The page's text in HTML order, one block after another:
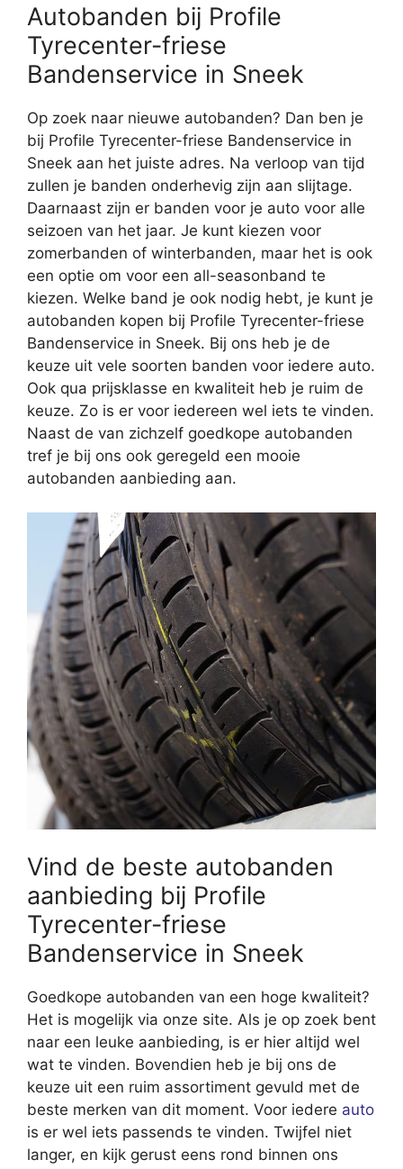
Autobanden bij Profile
Tyrecenter-friese
Bandenservice in Sneek
Op zoek naar nieuwe autobanden? Dan ben je
bij Profile Tyrecenter-friese Bandenservice in
Sneek aan het juiste adres. Na verloop van tijd
zullen je banden onderhevig zijn aan slijtage.
Daarnaast zijn er banden voor je auto voor alle
seizoen van het jaar. Je kunt kiezen voor
zomerbanden of winterbanden, maar het is ook
een optie om voor een all-seasonband te
kiezen. Welke band je ook nodig hebt, je kunt je
autobanden kopen bij Profile Tyrecenter-friese
Bandenservice in Sneek. Bij ons heb je de
keuze uit vele soorten banden voor iedere auto.
Ook qua prijsklasse en kwaliteit heb je ruim de
keuze. Zo is er voor iedereen wel iets te vinden.
Naast de van zichzelf goedkope autobanden
tref je bij ons ook geregeld een mooie
autobanden aanbieding aan.
Vind de beste autobanden
aanbieding bij Profile
Tyrecenter-friese
Bandenservice in Sneek
Goedkope autobanden van een hoge kwaliteit?
Het is mogelijk via onze site. Als je op zoek bent
naar een leuke aanbieding, is er hier altijd wel
wat te vinden. Bovendien heb je bij ons de
keuze uit een ruim assortiment gevuld met de
beste merken van dit moment. Voor iedere auto
is er wel iets passends te vinden. Twijfel niet
langer, en kijk gerust eens rond binnen ons